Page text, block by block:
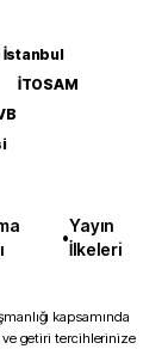
İstanbul
İTOSAM
•
Yayın
İlkeleri
kapsamında
ve getiri tercihlerinize